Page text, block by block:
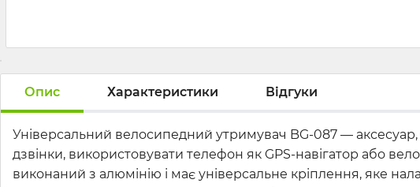
Опис Характеристики Відгуки
Універсальний велосипедний утримувач BG-087 —
дзвінки, використовувати телефон як GPS-навігатор або
виконаний з алюмінію і має універсальне кріплення, яке